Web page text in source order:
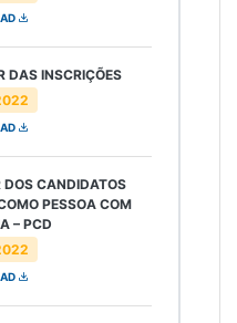
DAS INSCRIÇÕES
DOS CANDIDATOS
PESSOA COM
– PCD